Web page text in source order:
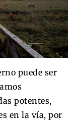
puede ser
potentes,
en la vía, por